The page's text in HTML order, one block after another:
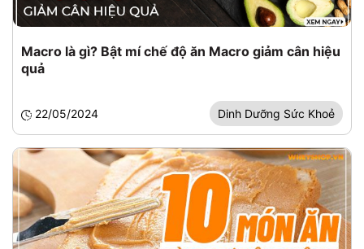
Macro là gì? Bật mí chế độ ăn Macro giảm cân hiệu
quả
22/05/2024 Dinh Dưỡng Sức Khoẻ